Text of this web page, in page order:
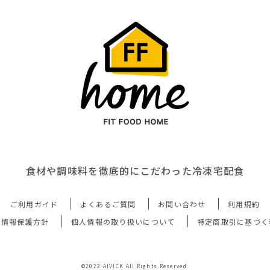
食材や調味料を徹底的にこだわった冷凍宅配食
ご利用ガイド よくあるご質問 お問い合わせ
利用規約
報保護方針
個人情報の取り扱いについて 特定商取引に基づ
©2022 AIVICK All Rights Reserved.